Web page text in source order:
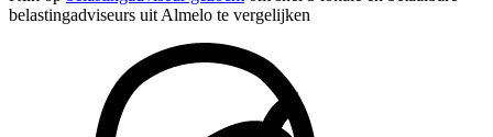
belastingadviseurs uit Almelo te vergelijken